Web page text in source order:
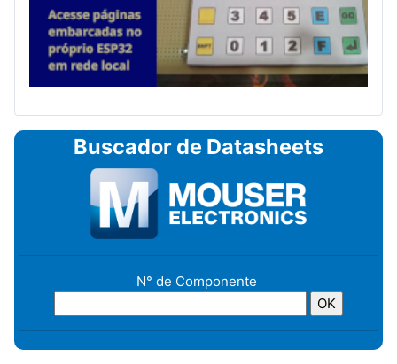
Buscador de Datasheets
N° de Componente